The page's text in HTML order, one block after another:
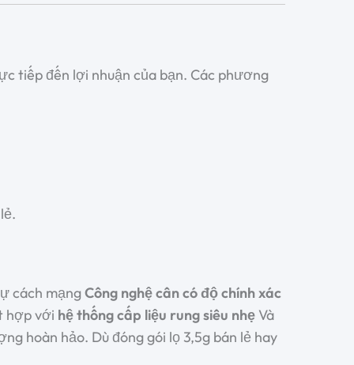
tiếp đến lợi nhuận của bạn. Các phương
cách mạngCông nghệ cân có độ chính xác
hợp với hệ thống cấp liệu rung siêu nhẹ Và
hoàn hảo. Dù đóng gói lọ 3,5g bán lẻ hay